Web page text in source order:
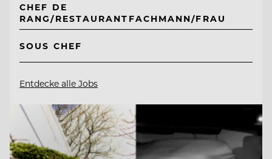
CHEF DE
RANG/RESTAURANTFACHMANN/FRAU
SOUS CHEF
Entdecke alle Jobs